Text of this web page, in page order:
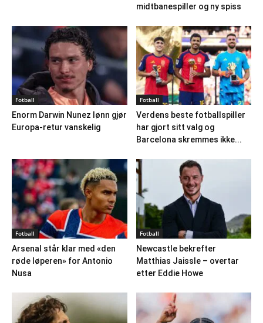
midtbanespiller og ny spiss
Fotball
Enorm Darwin Nunez lønn gjør
Europa-retur vanskelig
Fotball
Verdens beste fotballspiller
har gjort sitt valg og
Barcelona skremmes ikke...
Fotball
Arsenal står klar med «den
røde løperen» for Antonio
Nusa
Fotball
Newcastle bekrefter
Matthias Jaissle – overtar
etter Eddie Howe